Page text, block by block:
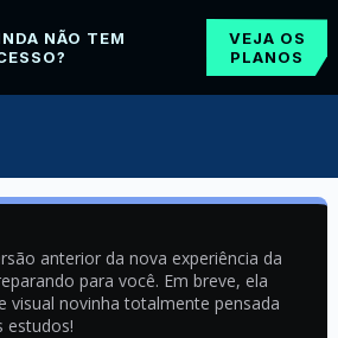
NÃO TEM
VEJA OS
PLANOS
anterior da nova experiência da
para você. Em breve, ela
visual novinha totalmente pensada
estudos!